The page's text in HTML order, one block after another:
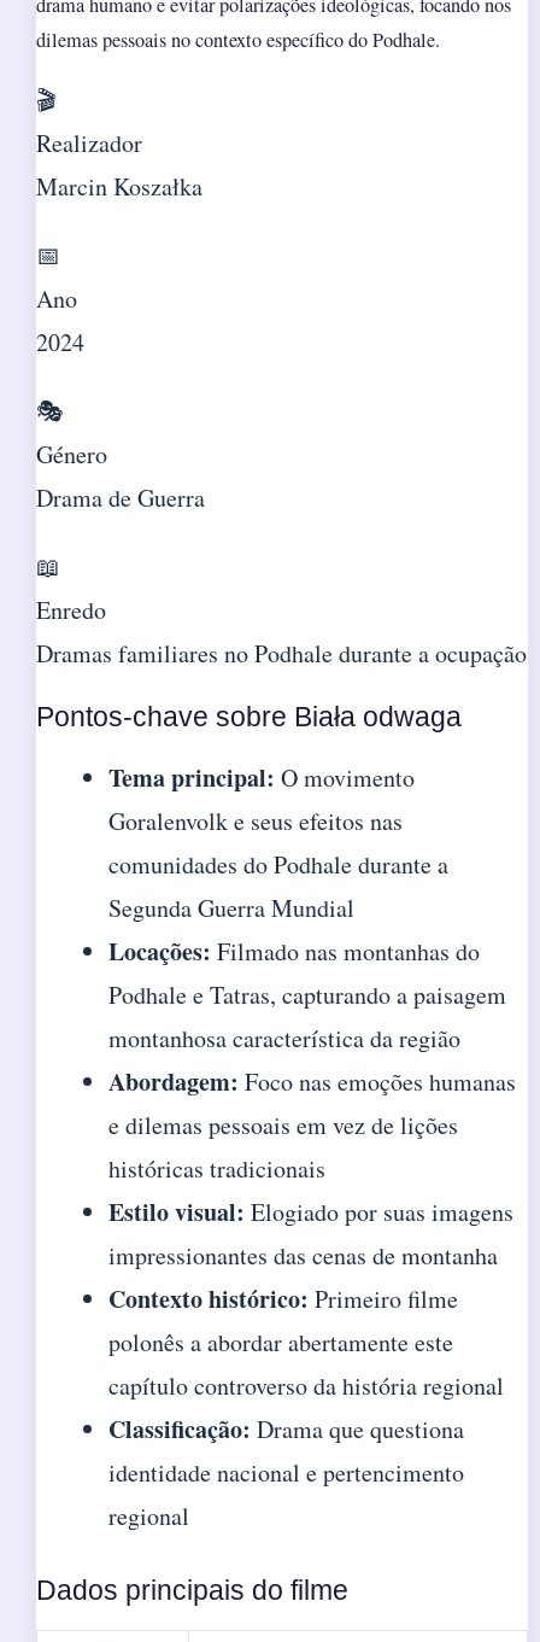
dilemas pessoais no contexto específico do Podhale.
🎬
Realizador
Marcin Koszałka
📅
Ano
2024
🎭
Género
Drama de Guerra
📖
Enredo
Dramas familiares no Podhale durante a ocupação
Pontos-chave sobre Biała odwaga
Tema principal: O movimento
Goralenvolk e seus efeitos nas
comunidades do Podhale durante a
Segunda Guerra Mundial
Locações: Filmado nas montanhas do
Podhale e Tatras, capturando a paisagem
montanhosa característica da região
Abordagem: Foco nas emoções humanas
e dilemas pessoais em vez de lições
históricas tradicionais
Estilo visual: Elogiado por suas imagens
impressionantes das cenas de montanha
Contexto histórico: Primeiro filme
polonês a abordar abertamente este
capítulo controverso da história regional
Classificação: Drama que questiona
identidade nacional e pertencimento
regional
Dados principais do filme